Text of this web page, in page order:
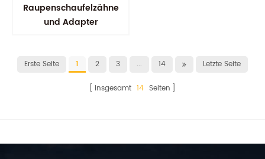
Raupenschaufelzähne
und Adapter
Erste Seite 1 2 3 ... 14 Letzte Seite
insgesamt 14 Seiten